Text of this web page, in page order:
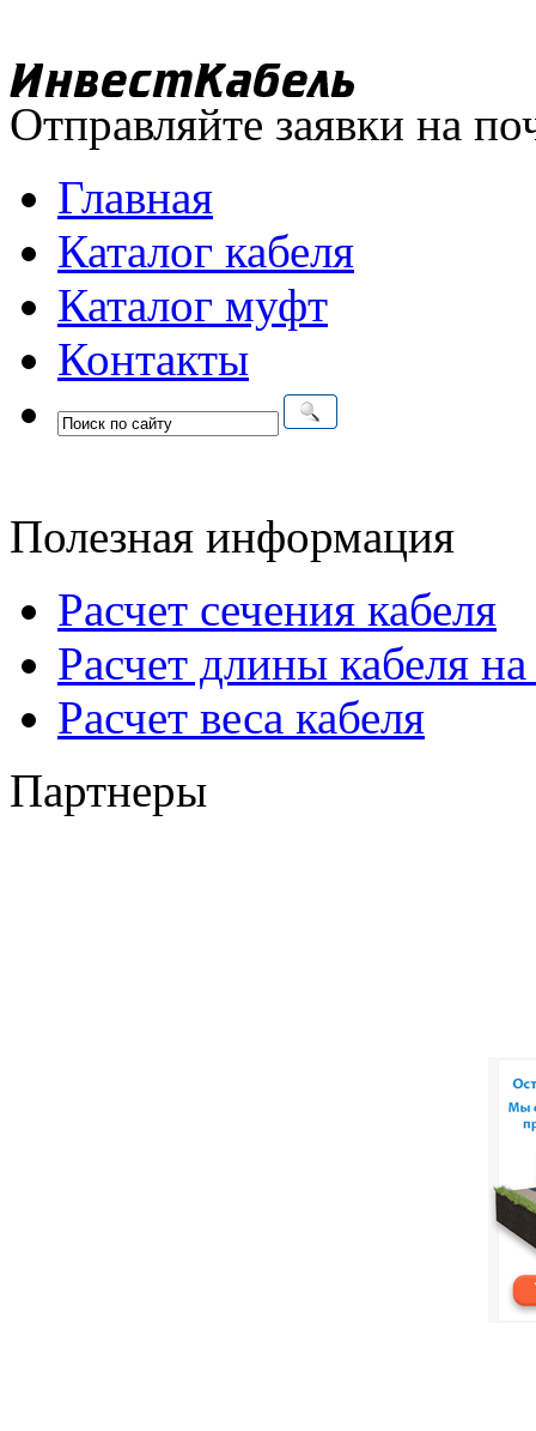
Отправляйте заявки на
Главная
Каталог кабеля
Каталог муфт
Контакты
Полезная информация
Расчет сечения кабеля
Расчет длины кабеля
Расчет веса кабеля
Партнеры